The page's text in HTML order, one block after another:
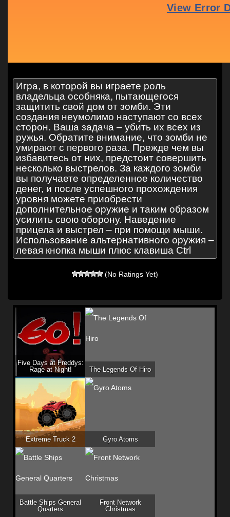
Игра, в которой вы играете роль
владельца особняка, пытающегося
защитить свой дом от зомби. Эти
создания неумолимо наступают со всех
сторон. Ваша задача – убить их всех из
ружья. Обратите внимание, что зомби не
умирают с первого раза. Прежде чем вы
избавитесь от них, предстоит совершить
несколько выстрелов. За каждого зомби
вы получаете определенное количество
денег, и после успешного прохождения
уровня можете приобрести
дополнительное оружие и таким образом
усилить свою оборону. Наведение
прицела и выстрел – при помощи мыши.
Использование альтернативного оружия –
левая кнопка мыши плюс клавиша Ctrl
(No Ratings Yet)
Five Days at Freddys:
Rage at Night!
The Legends Of Hiro
Extreme Truck 2 Gyro Atoms
Battle Ships General
Quarters
Front Network
Christmas